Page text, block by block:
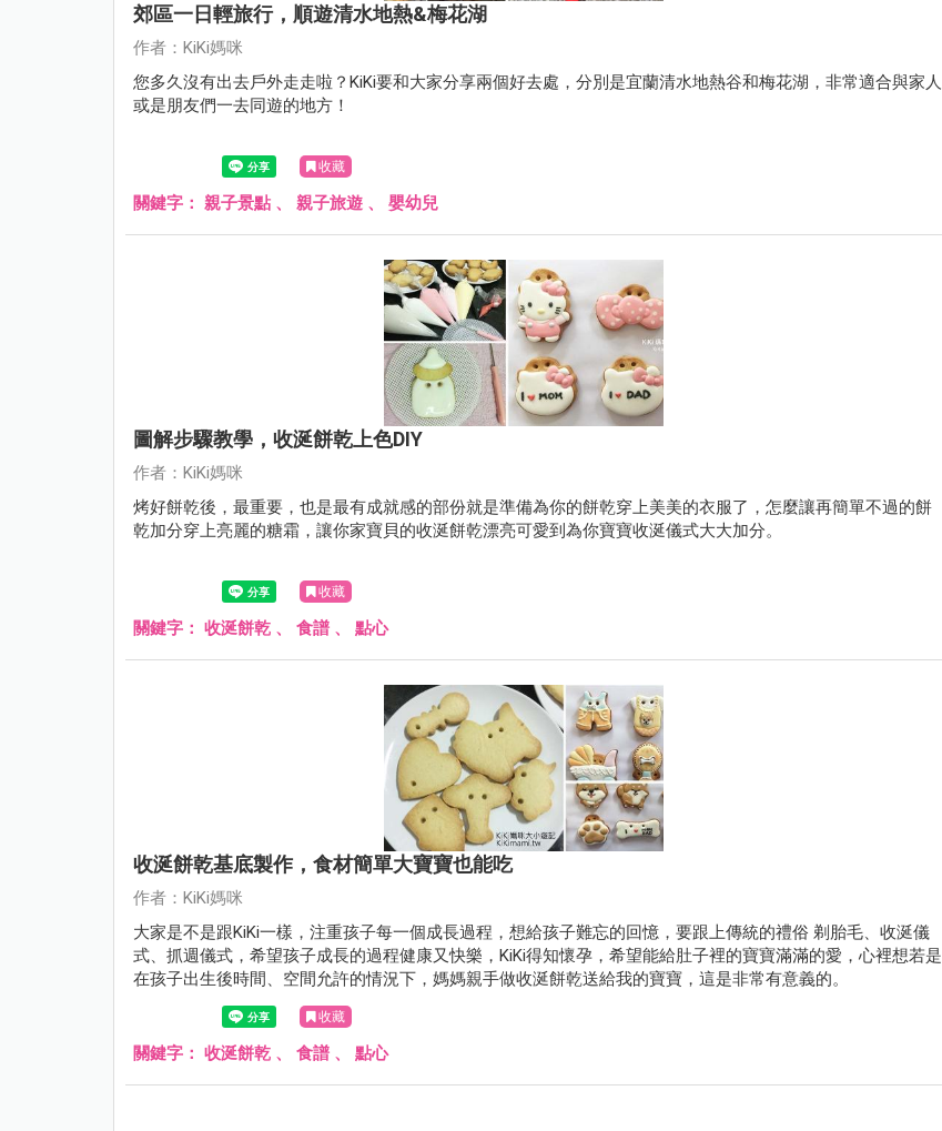
郊區一日輕旅行，順遊清水地熱&梅花湖
作者：KiKi媽咪
您多久沒有出去戶外走走啦？KiKi要和大家分享兩個好去處，分別是宜蘭清水地熱谷和梅花湖，非常適合與家人
或是朋友們一去同遊的地方！
收藏
關鍵字： 親子景點 、 親子旅遊 、 嬰幼兒
圖解步驟教學，收涎餅乾上色DIY
作者：KiKi媽咪
烤好餅乾後，最重要，也是最有成就感的部份就是準備為你的餅乾穿上美美的衣服了，怎麼讓再簡單不過的餅
乾加分穿上亮麗的糖霜，讓你家寶貝的收涎餅乾漂亮可愛到為你寶寶收涎儀式大大加分。
收藏
關鍵字： 收涎餅乾 、 食譜 、 點心
收涎餅乾基底製作，食材簡單大寶寶也能吃
作者：KiKi媽咪
大家是不是跟KiKi一樣，注重孩子每一個成長過程，想給孩子難忘的回憶，要跟上傳統的禮俗 剃胎毛、收涎儀
式、抓週儀式，希望孩子成長的過程健康又快樂，KiKi得知懷孕，希望能給肚子裡的寶寶滿滿的愛，心裡想若是
在孩子出生後時間、空間允許的情況下，媽媽親手做收涎餅乾送給我的寶寶，這是非常有意義的。
收藏
關鍵字： 收涎餅乾 、 食譜 、 點心